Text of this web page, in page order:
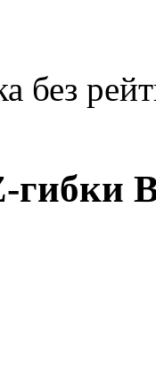
без
гибки